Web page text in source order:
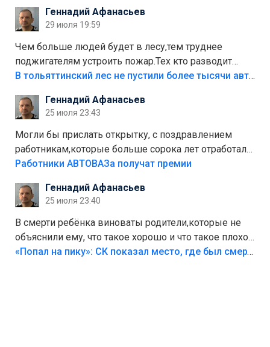
лежала в парке и испортилась.Да еще,видимо,часть
украли.
Геннадий Афанасьев
29 июля 19:59
Чем больше людей будет в лесу,тем труднее
поджигателям устроить пожар.Тех кто разводит
костры,тех надо безбожно штрафовать.Камер полно
Штрафы мизерные.
В тольяттинский лес не пустили более тысячи автомобилей
Геннадий Афанасьев
25 июля 23:43
Могли бы прислать открытку, с поздравлением
работникам,которые больше сорока лет отработали
на предприятии.
Работники АВТОВАЗа получат премии
Геннадий Афанасьев
25 июля 23:40
В смерти ребёнка виноваты родители,которые не
объяснили ему, что такое хорошо и что такое плохо!
Лезть через такой забор,верх безумия,есть же
«Попал на пику»: СК показал место, где был смертельно травмирован ребенок в Тольятти